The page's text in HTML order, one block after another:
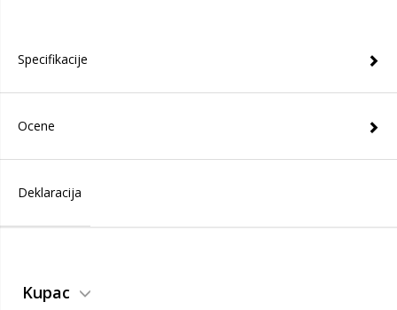
Specifikacije
Ocene
Deklaracija
Kupac